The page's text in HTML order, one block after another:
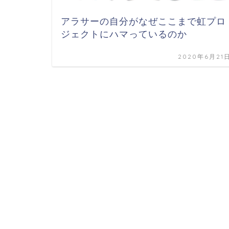
アラサーの自分がなぜここまで虹プロ
ジェクトにハマっているのか
2020年6月21